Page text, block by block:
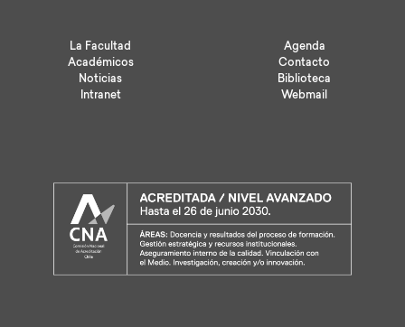
La Facultad
Académicos
Noticias
Intranet
Agenda
Contacto
Biblioteca
Webmail